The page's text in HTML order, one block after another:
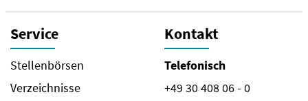
Service
Stellenbörsen
Verzeichnisse
Kontakt
Telefonisch
+49 30 408 06 - 0